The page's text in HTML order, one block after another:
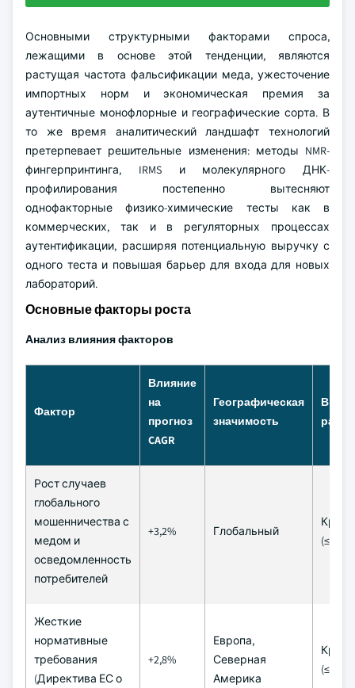
Основными структурными факторами спроса,
лежащими в основе этой тенденции, являются
растущая частота фальсификации меда, ужесточение
импортных норм и экономическая премия за
аутентичные монофлорные и географические сорта. В
то же время аналитический ландшафт технологий
претерпевает решительные изменения: методы NMR-
фингерпринтинга, IRMS и молекулярного ДНК-
профилирования постепенно вытесняют
однофакторные физико-химические тесты как в
коммерческих, так и в регуляторных процессах
аутентификации, расширяя потенциальную выручку с
одного теста и повышая барьер для входа для новых
лабораторий.
Основные факторы роста
Анализ влияния факторов
Фактор
Влияние
на
прогноз
CAGR
Географическая
значимость
Рост случаев
глобального
мошенничества с
медом и
осведомленность
потребителей
+3,2% Глобальный
(≤ 2
Жесткие
нормативные
требования
(Директива ЕС о
+2,8%
Европа,
Северная
Америка
(≤ 2